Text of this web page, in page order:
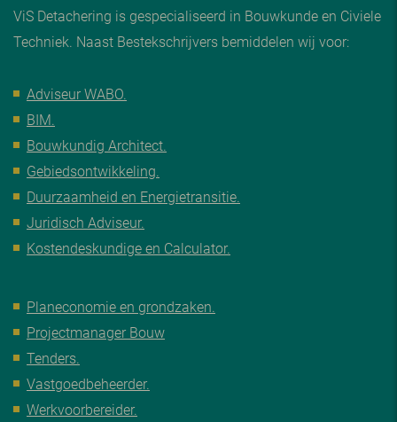
ViS Detachering is gespecialiseerd in Bouwkunde en Civiele
Techniek. Naast Bestekschrijvers bemiddelen wij voor:
Adviseur WABO.
BIM.
Bouwkundig Architect.
Gebiedsontwikkeling.
Duurzaamheid en Energietransitie.
Juridisch Adviseur.
Kostendeskundige en Calculator.
Planeconomie en grondzaken.
Projectmanager Bouw
Tenders.
Vastgoedbeheerder.
Werkvoorbereider.